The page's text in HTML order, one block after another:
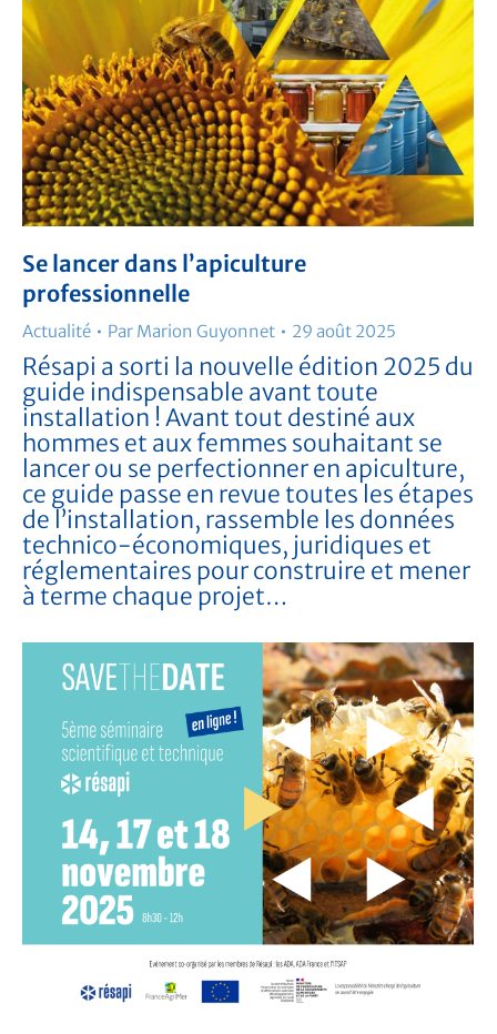
Se lancer dans l’apiculture
professionnelle
Actualité Par Marion Guyonnet 29 août 2025
Résapi a sorti la nouvelle édition 2025 du
guide indispensable avant toute
installation ! Avant tout destiné aux
hommes et aux femmes souhaitant se
lancer ou se perfectionner en apiculture,
ce guide passe en revue toutes les étapes
de l’installation, rassemble les données
technico-économiques, juridiques et
réglementaires pour construire et mener
à terme chaque projet…